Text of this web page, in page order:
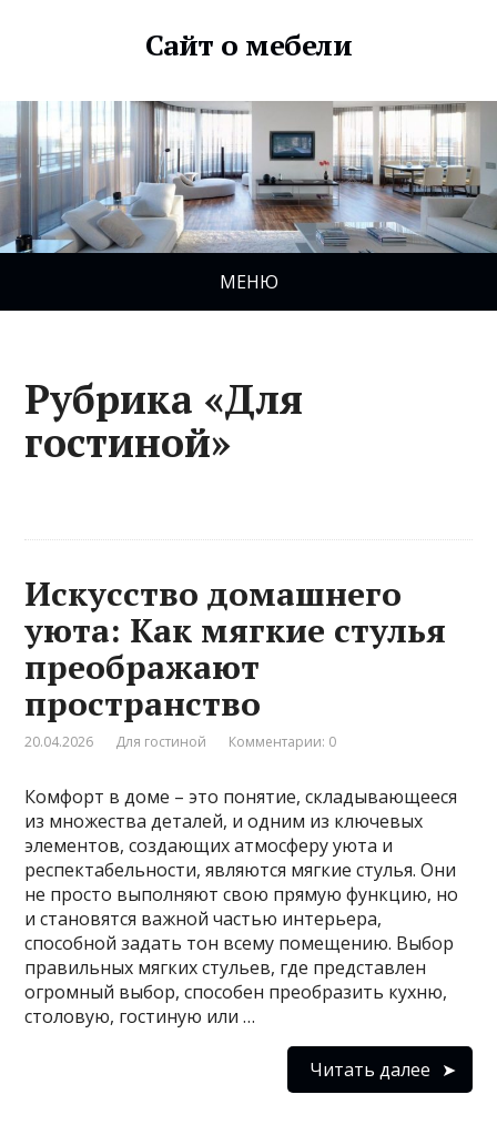
Сайт о мебели
МЕНЮ
Рубрика «Для
гостиной»
Искусство домашнего
уюта: Как мягкие стулья
преображают
пространство
20.04.2026 Для гостиной Комментарии: 0
Комфорт в доме – это понятие, складывающееся
из множества деталей, и одним из ключевых
элементов, создающих атмосферу уюта и
респектабельности, являются мягкие стулья. Они
не просто выполняют свою прямую функцию, но
и становятся важной частью интерьера,
способной задать тон всему помещению. Выбор
правильных мягких стульев, где представлен
огромный выбор, способен преобразить кухню,
столовую, гостиную или …
Читать далее